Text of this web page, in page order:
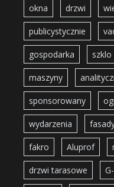
okna drzwi
publicystycznie
gospodarka szklo
maszyny
sponsorowany
wydarzenia
fakro Aluprof
drzwi tarasowe